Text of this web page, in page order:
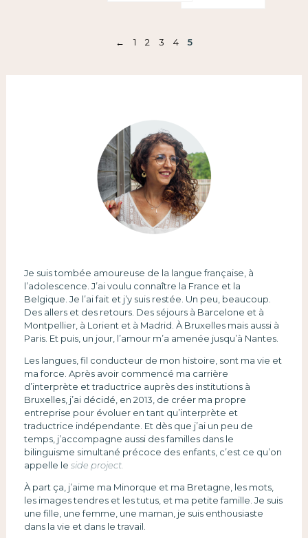
← 1 2 3 4 5
Je suis tombée amoureuse de la langue française, à
l’adolescence. J’ai voulu connaître la France et la
Belgique. Je l’ai fait et j’y suis restée. Un peu, beaucoup.
Des allers et des retours. Des séjours à Barcelone et à
Montpellier, à Lorient et à Madrid. À Bruxelles mais aussi à
Paris. Et puis, un jour, l’amour m’a amenée jusqu’à Nantes.
Les langues, fil conducteur de mon histoire, sont ma vie et
ma force. Après avoir commencé ma carrière
d’interprète et traductrice auprès des institutions à
Bruxelles, j’ai décidé, en 2013, de créer ma propre
entreprise pour évoluer en tant qu’interprète et
traductrice indépendante. Et dès que j’ai un peu de
temps, j’accompagne aussi des familles dans le
bilinguisme simultané précoce des enfants, c’est ce qu’on
appelle le side project.
À part ça, j’aime ma Minorque et ma Bretagne, les mots,
les images tendres et les tutus, et ma petite famille. Je suis
une fille, une femme, une maman, je suis enthousiaste
dans la vie et dans le travail.